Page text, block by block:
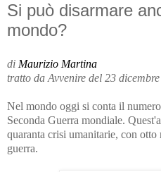
Si può disarmare
mondo?
di Maurizio Martina
tratto da Avvenire del 23
Nel mondo oggi si conta il
Seconda Guerra mondiale.
quaranta crisi umanitarie, con
guerra.